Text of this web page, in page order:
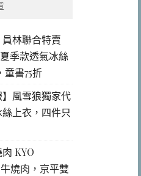
員林聯合特賣
季款透氣冰絲
童書75折
】風雪狼獨家代
上衣，四件只
KYO
燒肉，京平雙